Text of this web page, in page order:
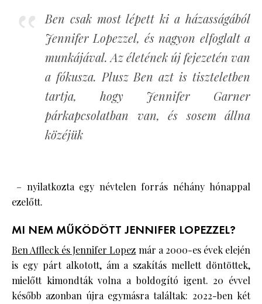
Ben csak most lépett ki a házasságából
Jennifer Lopezzel, és nagyon elfoglalt a
munkájával. Az életének új fejezetén van
a fókusza. Plusz Ben azt is tiszteletben
tartja, hogy Jennifer Garner
párkapcsolatban van, és sosem állna
közéjük
– nyilatkozta egy névtelen forrás néhány hónappal
ezelőtt.
MI NEM MŰKÖDÖTT JENNIFER LOPEZZEL?
Ben Affleck és Jennifer Lopez már a 2000-es évek elején
is egy párt alkotott, ám a szakítás mellett döntöttek,
mielőtt kimondták volna a boldogító igent. 20 évvel
később azonban újra egymásra találtak: 2022-ben két